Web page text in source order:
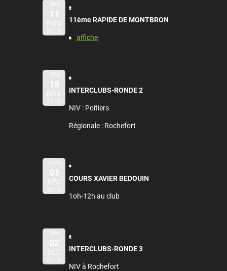
DIM
11
NOV
2018
11ème RAPIDE DE MONTBRON
affiche
DIM
18
NOV
2018
INTERCLUBS-RONDE 2
NIV : Poitiers
Régionale : Rochefort
SAM
01
DÉC
2018
COURS XAVIER BEDOUIN
1oh-12h au club
DIM
02
DÉC
2018
INTERCLUBS-RONDE 3
NIV à Rochefort